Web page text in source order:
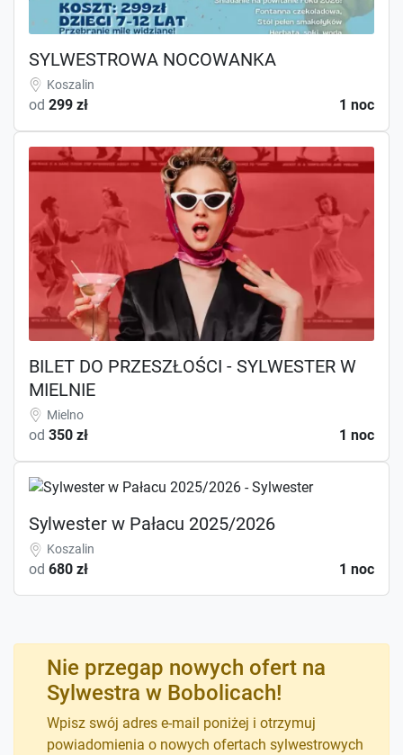
SYLWESTROWA NOCOWANKA
Koszalin
od 299 zł 1 noc
BILET DO PRZESZŁOŚCI - SYLWESTER W
MIELNIE
Mielno
od 350 zł 1 noc
Sylwester w Pałacu 2025/2026
Koszalin
od 680 zł 1 noc
Nie przegap nowych ofert na
Sylwestra w Bobolicach!
Wpisz swój adres e-mail poniżej i otrzymuj
powiadomienia o nowych ofertach sylwestrowych